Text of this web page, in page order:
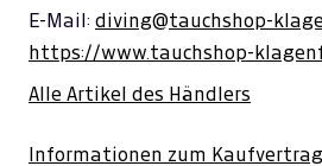
E-Mail: diving@tauchshop-
https://www.tauchshop-
Alle Artikel des Händlers
Informationen zum Kaufvertrag